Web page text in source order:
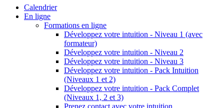
Calendrier
En ligne
Formations en ligne
Développez votre intuition - Niveau 1 (avec
formateur)
Développez votre intuition - Niveau 2
Développez votre intuition - Niveau 3
Développez votre intuition - Pack Intuition
(Niveaux 1 et 2)
Développez votre intuition - Pack Complet
(Niveaux 1, 2 et 3)
Prenez contact avec votre intuition